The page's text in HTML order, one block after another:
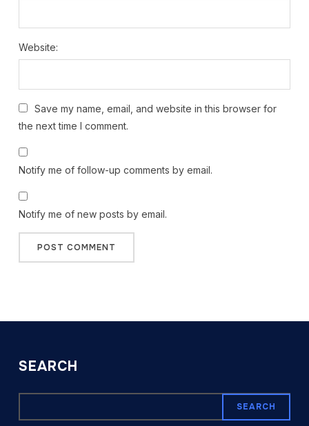
Website:
Save my name, email, and website in this browser for
the next time I comment.
Notify me of follow-up comments by email.
Notify me of new posts by email.
SEARCH
SEARCH